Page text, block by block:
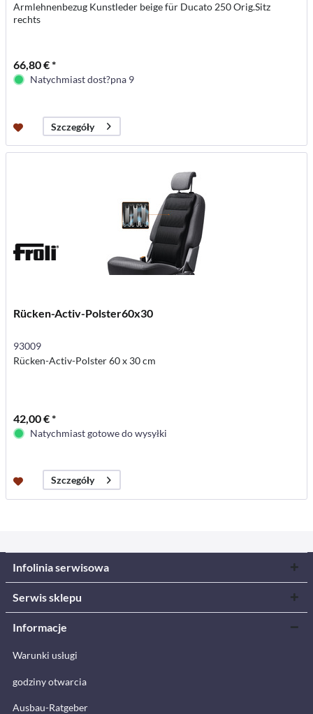
Armlehnenbezug Kunstleder beige für Ducato 250 Orig.Sitz
rechts
66,80 € *
Natychmiast dost?pna 9
Szczegóły
Rücken-Activ-Polster60x30
93009
Rücken-Activ-Polster 60 x 30 cm
42,00 € *
Natychmiast gotowe do wysyłki
Szczegóły
Infolinia serwisowa
Serwis sklepu
Informacje
Warunki usługi
godziny otwarcia
Ausbau-Ratgeber